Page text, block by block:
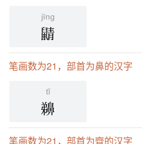
jīng
鼱
笔画数为21，部首为鼻的汉字
tǐ
䶏
笔画数为21，部首为齊的汉字